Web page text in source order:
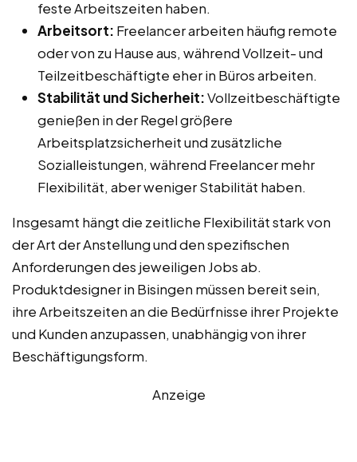
feste Arbeitszeiten haben.
Arbeitsort: Freelancer arbeiten häufig remote
oder von zu Hause aus, während Vollzeit- und
Teilzeitbeschäftigte eher in Büros arbeiten.
Stabilität und Sicherheit:Vollzeitbeschäftigte
genießen in der Regel größere
Arbeitsplatzsicherheit und zusätzliche
Sozialleistungen, während Freelancer mehr
Flexibilität, aber weniger Stabilität haben.
Insgesamt hängt die zeitliche Flexibilität stark von
der Art der Anstellung und den spezifischen
Anforderungen des jeweiligen Jobs ab.
Produktdesigner in Bisingen müssen bereit sein,
ihre Arbeitszeiten an die Bedürfnisse ihrer Projekte
und Kunden anzupassen, unabhängig von ihrer
Beschäftigungsform.
Anzeige